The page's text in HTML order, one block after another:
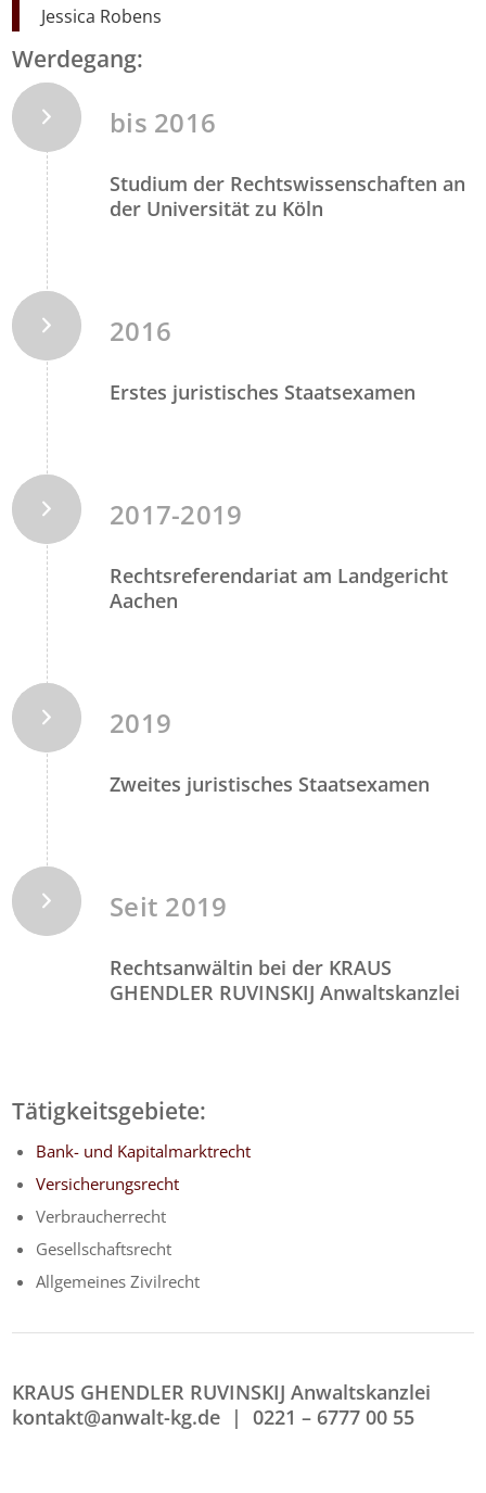
Jessica Robens
Werdegang:
bis 2016
Studium der Rechtswissenschaften an
der Universität zu Köln
2016
Erstes juristisches Staatsexamen
2017-2019
Rechtsreferendariat am Landgericht
Aachen
2019
Zweites juristisches Staatsexamen
Seit 2019
Rechtsanwältin bei der KRAUS
GHENDLER RUVINSKIJ Anwaltskanzlei
Tätigkeitsgebiete:
Bank- und Kapitalmarktrecht
Versicherungsrecht
Verbraucherrecht
Gesellschaftsrecht
Allgemeines Zivilrecht
KRAUS GHENDLER RUVINSKIJ Anwaltskanzlei
kontakt@anwalt-kg.de |0221 – 6777 00 55